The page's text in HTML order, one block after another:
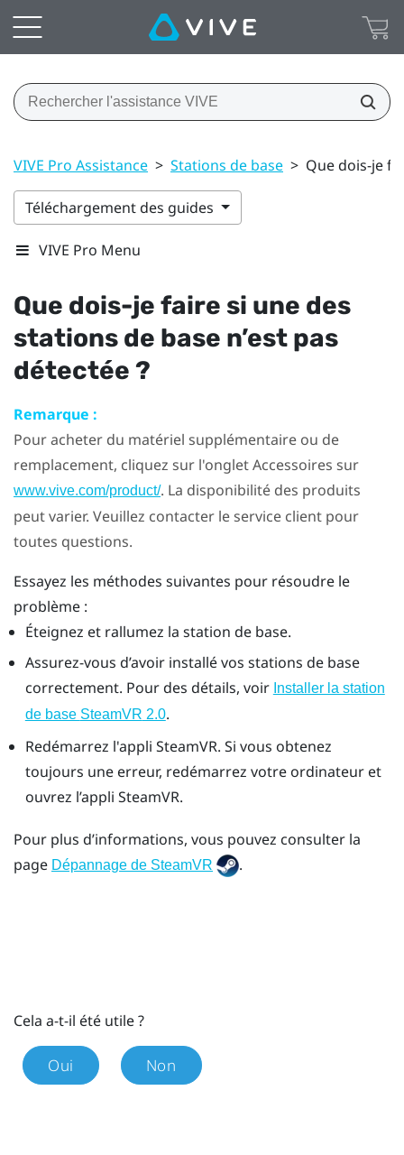
VIVE Pro Assistance > Stations de base > Que dois-je
Téléchargement des guides
VIVE Pro Menu
Que dois-je faire si une des
stations de base n’est pas
détectée ?
Remarque :
Pour acheter du matériel supplémentaire ou de
remplacement, cliquez sur l'onglet Accessoires sur
www.vive.com/product/. La disponibilité des produits
peut varier. Veuillez contacter le service client pour
toutes questions.
Essayez les méthodes suivantes pour résoudre le
problème :
Éteignez et rallumez la station de base.
Assurez-vous d’avoir installé vos stations de base
correctement. Pour des détails, voir Installer la station
de base SteamVR 2.0.
Redémarrez l'appli SteamVR. Si vous obtenez
toujours une erreur, redémarrez votre ordinateur et
ouvrez l’appli SteamVR.
Pour plus d’informations, vous pouvez consulter la
page Dépannage de SteamVR .
Cela a-t-il été utile ?
Oui Non